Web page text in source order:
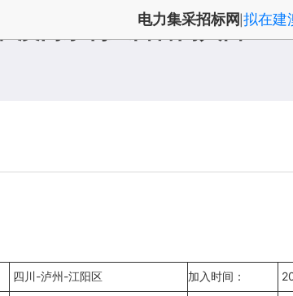
澳门永利皇宫官网入口
电力集采招标网 拟在建
四川-泸州-江阳区 加入时间：